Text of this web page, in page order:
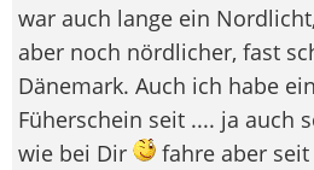
war auch lange ein Nordlicht,
aber noch nördlicher, fast
Dänemark. Auch ich habe
Füherschein seit .... ja auch
wie bei Dir
fahre aber seit